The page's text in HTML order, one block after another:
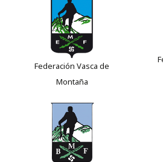
Federación Vasca de
Montaña